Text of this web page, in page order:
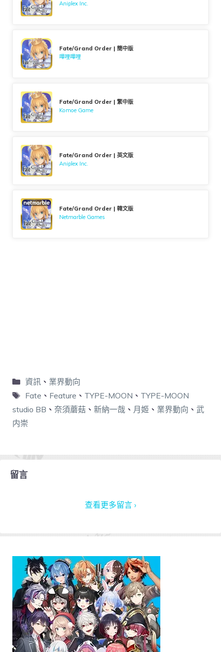
Aniplex Inc.
Fate/Grand Order | 簡中版
嗶哩嗶哩
Fate/Grand Order | 繁中版
Komoe Game
Fate/Grand Order | 英文版
Aniplex Inc.
Fate/Grand Order | 韓文版
Netmarble Games
資訊、 業界動向
Fate 、 Feature 、 TYPE-MOON 、 TYPE-MOON
studio BB 、 奈須蘑菇 、 新納一哉 、 月姬 、 業界動向 、 武
内崇
留言
查看更多留言 ›